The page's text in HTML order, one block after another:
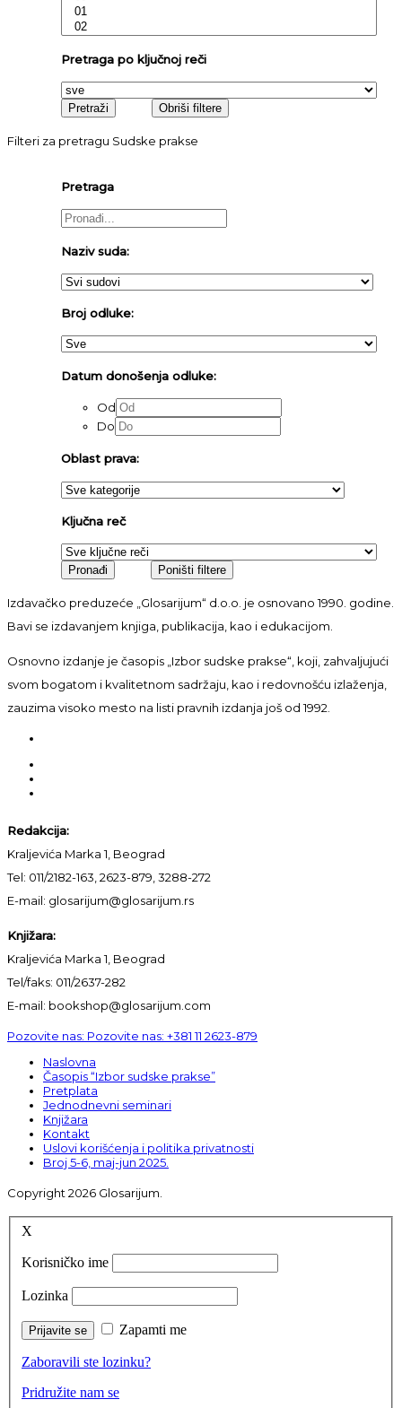
Pretraga po ključnoj reči
Filteri za pretragu Sudske prakse
Pretraga
Naziv suda:
Broj odluke:
Datum donošenja odluke:
Od
Do
Oblast prava:
Ključna reč
Izdavačko preduzeće „Glosarijum“ d.o.o. je osnovano 1990. godine.
Bavi se izdavanjem knjiga, publikacija, kao i edukacijom.
Osnovno izdanje je časopis „Izbor sudske prakse“, koji, zahvaljujući
svom bogatom i kvalitetnom sadržaju, kao i redovnošću izlaženja,
zauzima visoko mesto na listi pravnih izdanja još od 1992.
Redakcija:
Kraljevića Marka 1, Beograd
Tel: 011/2182-163, 2623-879, 3288-272
E-mail: glosarijum@glosarijum.rs
Knjižara:
Kraljevića Marka 1, Beograd
Tel/faks: 011/2637-282
E-mail: bookshop@glosarijum.com
Pozovite nas: Pozovite nas: +381 11 2623-879
Naslovna
Časopis “Izbor sudske prakse”
Pretplata
Jednodnevni seminari
Knjižara
Kontakt
Uslovi korišćenja i politika privatnosti
Broj 5-6, maj-jun 2025.
Copyright 2026 Glosarijum.
X
Korisničko ime
Lozinka
Zapamti me
Zaboravili ste lozinku?
Pridružite nam se